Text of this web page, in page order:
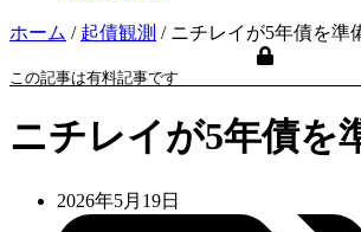
ホーム / 起債観測 / ニチレイが5年債を準
この記事は有料記事です
ニチレイが5年債を
2026年5月19日